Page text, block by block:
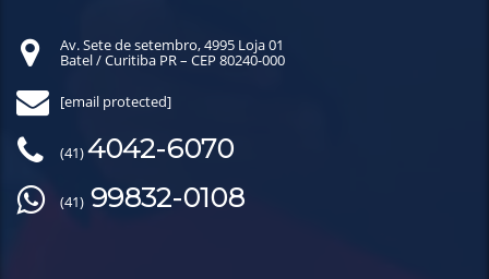
Av. Sete de setembro, 4995 Loja 01
Batel / Curitiba PR – CEP 80240-000
[email protected]
(41)4042-6070
(41) 99832-0108